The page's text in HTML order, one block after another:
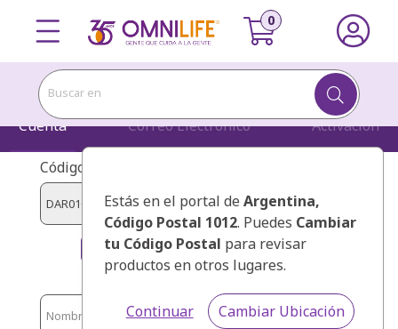
Buscar en
Estás en el portal de Argentina,
Código Postal 1012. Puedes Cambiar
tu Código Postal para revisar
productos en otros lugares.
Continuar Cambiar Ubicación
Cuenta Correo Electrónico Activación
Código de presentador:
MENDOZA MONICA ISABEL